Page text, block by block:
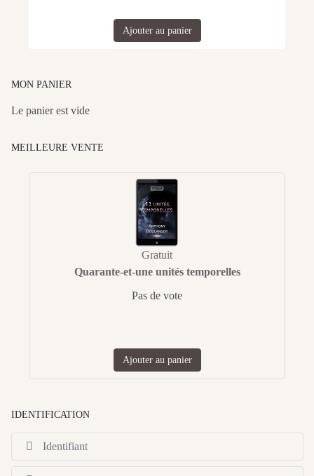
Ajouter au panier
MON PANIER
Le panier est vide
MEILLEURE VENTE
Gratuit
Quarante-et-une unités temporelles
Pas de vote
Ajouter au panier
IDENTIFICATION